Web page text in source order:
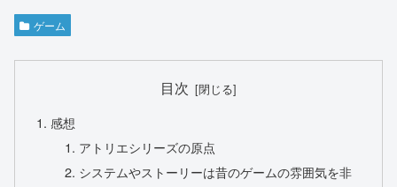
ゲーム
目次
感想
アトリエシリーズの原点
システムやストーリーは昔のゲームの雰囲気を非